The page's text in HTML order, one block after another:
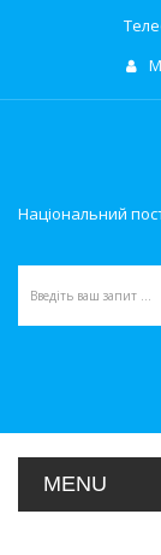
Національний
MENU